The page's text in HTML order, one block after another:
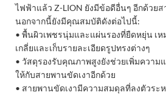
ไฟฟ้าแล้ว Z-LION ยังมีข้อดีอื่นๆ อีกด้วยส
นอกจากนี้ยังมีคุณสมบัติดังต่อไปนี้:
• พื้นผิวเพชรนุ่มและแผ่นรองที่ยืดหยุ่น เห
เกลี่ยและเก็บรายละเอียดรูปทรงต่างๆ
• วัสดุรองรับคุณภาพสูงยังช่วยเพิ่มความ
ให้กับสายพานขัดเงาอีกด้วย
• สายพานขัดเงามีความสมดุลที่ลงตัวระ